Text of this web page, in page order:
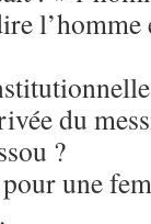
du
?
une